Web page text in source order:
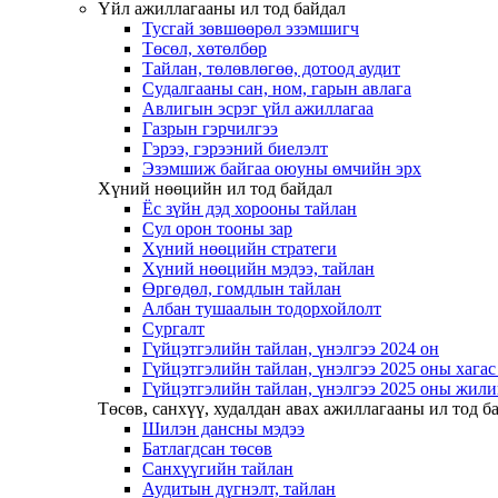
Үйл ажиллагааны ил тод байдал
Тусгай зөвшөөрөл эзэмшигч
Төсөл, хөтөлбөр
Тайлан, төлөвлөгөө, дотоод аудит
Судалгааны сан, ном, гарын авлага
Авлигын эсрэг үйл ажиллагаа
Газрын гэрчилгээ
Гэрээ, гэрээний биелэлт
Эзэмшиж байгаа оюуны өмчийн эрх
Хүний нөөцийн ил тод байдал
Ёс зүйн дэд хорооны тайлан
Сул орон тооны зар
Хүний нөөцийн стратеги
Хүний нөөцийн мэдээ, тайлан
Өргөдөл, гомдлын тайлан
Албан тушаалын тодорхойлолт
Сургалт
Гүйцэтгэлийн тайлан, үнэлгээ 2024 он
Гүйцэтгэлийн тайлан, үнэлгээ 2025 оны
Гүйцэтгэлийн тайлан, үнэлгээ 2025 оны
Төсөв, санхүү, худалдан авах ажиллагааны ил тод
Шилэн дансны мэдээ
Батлагдсан төсөв
Санхүүгийн тайлан
Аудитын дүгнэлт, тайлан